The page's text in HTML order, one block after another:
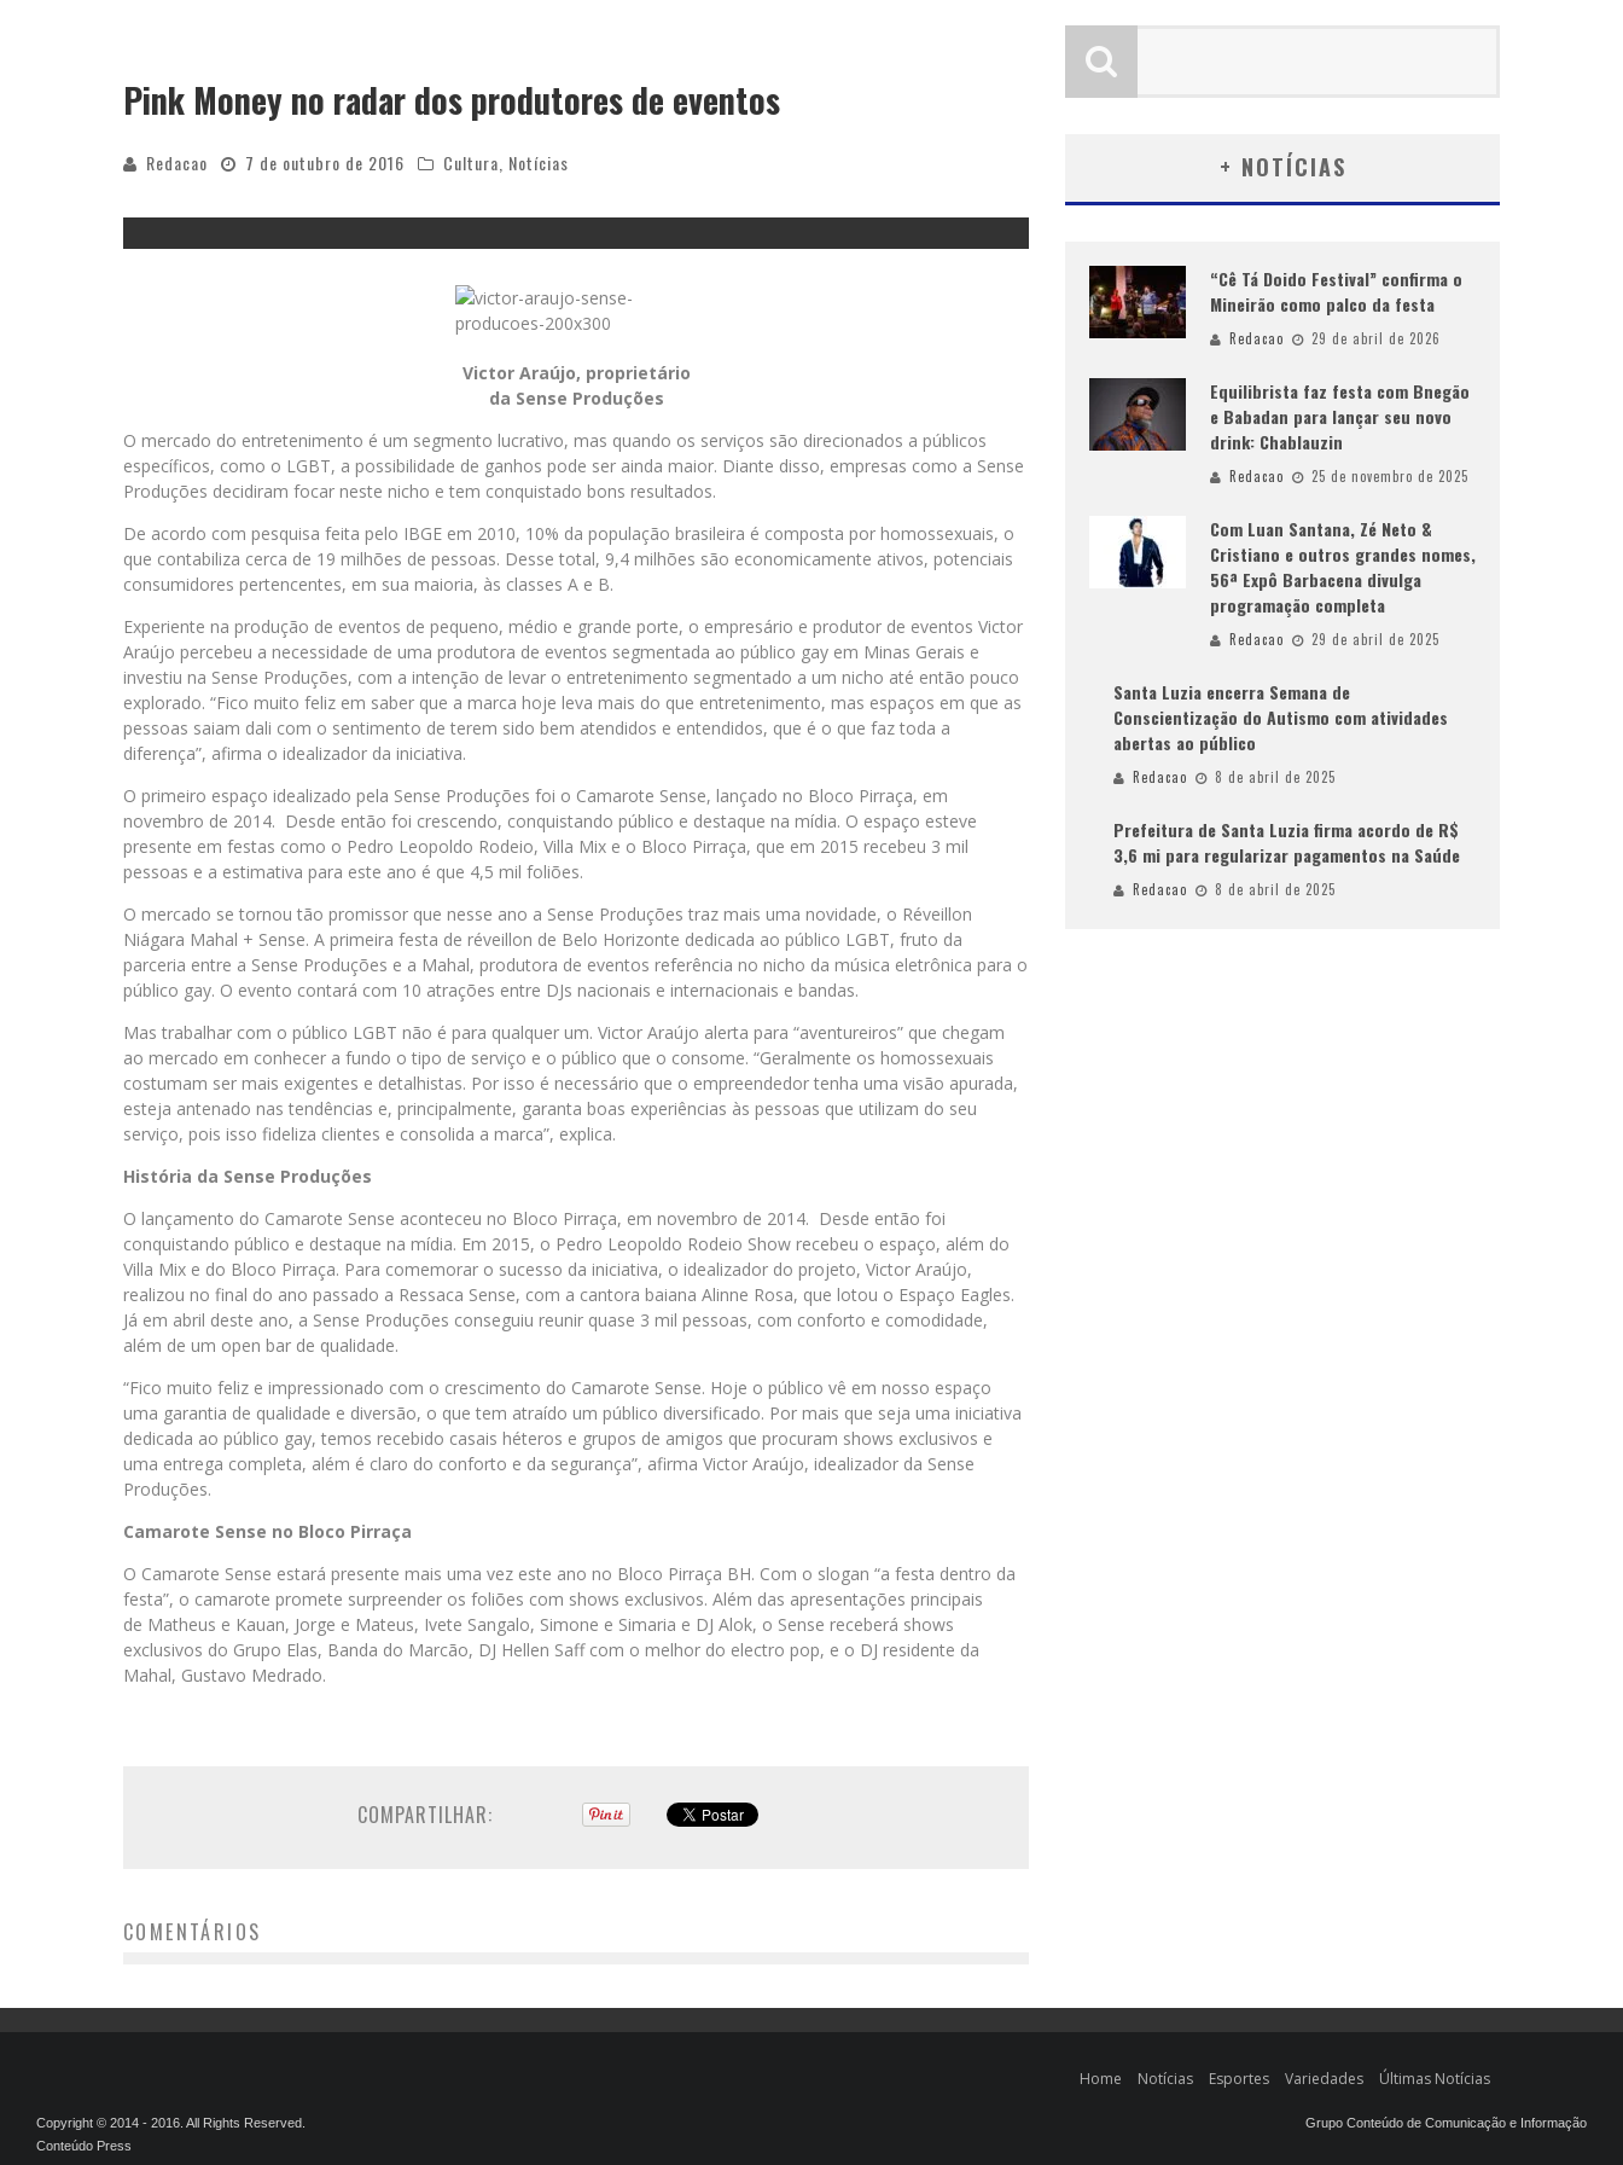
Pink Money no radar dos produtores de eventos
Redacao 7 de outubro de 2016 Cultura Notícias
Victor Araújo, proprietário
da Sense Produções
O mercado do entretenimento é um segmento lucrativo, mas quando os serviços são direcionados a públicos
específicos, como o LGBT, a possibilidade de ganhos pode ser ainda maior. Diante disso, empresas como a Sense
Produções decidiram focar neste nicho e tem conquistado bons resultados.
De acordo com pesquisa feita pelo IBGE em 2010, 10% da população brasileira é composta por homossexuais, o
que contabiliza cerca de 19 milhões de pessoas. Desse total, 9,4 milhões são economicamente ativos, potenciais
consumidores pertencentes, em sua maioria, às classes A e B.
Experiente na produção de eventos de pequeno, médio e grande porte, o empresário e produtor de eventos Victor
Araújo percebeu a necessidade de uma produtora de eventos segmentada ao público gay em Minas Gerais e
investiu na Sense Produções, com a intenção de levar o entretenimento segmentado a um nicho até então pouco
explorado. “Fico muito feliz em saber que a marca hoje leva mais do que entretenimento, mas espaços em que as
pessoas saiam dali com o sentimento de terem sido bem atendidos e entendidos, que é o que faz toda a
diferença”, afirma o idealizador da iniciativa.
O primeiro espaço idealizado pela Sense Produções foi o Camarote Sense, lançado no Bloco Pirraça, em
novembro de 2014. Desde então foi crescendo, conquistando público e destaque na mídia. O espaço esteve
presente em festas como o Pedro Leopoldo Rodeio, Villa Mix e o Bloco Pirraça, que em 2015 recebeu 3 mil
pessoas e a estimativa para este ano é que 4,5 mil foliões.
O mercado se tornou tão promissor que nesse ano a Sense Produções traz mais uma novidade, o Réveillon
Niágara Mahal + Sense. A primeira festa de réveillon de Belo Horizonte dedicada ao público LGBT, fruto da
parceria entre a Sense Produções e a Mahal, produtora de eventos referência no nicho da música eletrônica para o
público gay. O evento contará com 10 atrações entre DJs nacionais e internacionais e bandas.
Mas trabalhar com o público LGBT não é para qualquer um. Victor Araújo alerta para “aventureiros” que chegam
ao mercado em conhecer a fundo o tipo de serviço e o público que o consome. “Geralmente os homossexuais
costumam ser mais exigentes e detalhistas. Por isso é necessário que o empreendedor tenha uma visão apurada,
esteja antenado nas tendências e, principalmente, garanta boas experiências às pessoas que utilizam do seu
serviço, pois isso fideliza clientes e consolida a marca”, explica.
História da Sense Produções
O lançamento do Camarote Sense aconteceu no Bloco Pirraça, em novembro de 2014. Desde então foi
conquistando público e destaque na mídia. Em 2015, o Pedro Leopoldo Rodeio Show recebeu o espaço, além do
Villa Mix e do Bloco Pirraça. Para comemorar o sucesso da iniciativa, o idealizador do projeto, Victor Araújo,
realizou no final do ano passado a Ressaca Sense, com a cantora baiana Alinne Rosa, que lotou o Espaço Eagles.
Já em abril deste ano, a Sense Produções conseguiu reunir quase 3 mil pessoas, com conforto e comodidade,
além de um open bar de qualidade.
“Fico muito feliz e impressionado com o crescimento do Camarote Sense. Hoje o público vê em nosso espaço
uma garantia de qualidade e diversão, o que tem atraído um público diversificado. Por mais que seja uma iniciativa
dedicada ao público gay, temos recebido casais héteros e grupos de amigos que procuram shows exclusivos e
uma entrega completa, além é claro do conforto e da segurança”, afirma Victor Araújo, idealizador da Sense
Produções.
Camarote Sense no Bloco Pirraça
O Camarote Sense estará presente mais uma vez este ano no Bloco Pirraça BH. Com o slogan “a festa dentro da
festa”, o camarote promete surpreender os foliões com shows exclusivos. Além das apresentações principais
de Matheus e Kauan, Jorge e Mateus, Ivete Sangalo, Simone e Simaria e DJ Alok, o Sense receberá shows
exclusivos do Grupo Elas, Banda do Marcão, DJ Hellen Saff com o melhor do electro pop, e o DJ residente da
Mahal, Gustavo Medrado.
COMPARTILHAR:
COMENTÁRIOS
+ NOTÍCIAS
“Cê Tá Doido Festival” confirma o
Mineirão como palco da festa
Redacao 29 de abril de 2026
Equilibrista faz festa com Bnegão
e Babadan para lançar seu novo
drink: Chablauzin
Redacao 25 de novembro de 2025
Com Luan Santana, Zé Neto &
Cristiano e outros grandes nomes,
56ª Expô Barbacena divulga
programação completa
Redacao 29 de abril de 2025
Santa Luzia encerra Semana de
Conscientização do Autismo com atividades
abertas ao público
Redacao 8 de abril de 2025
Prefeitura de Santa Luzia firma acordo de R$
3,6 mi para regularizar pagamentos na Saúde
Redacao 8 de abril de 2025
Home Notícias Esportes Variedades Últimas Notícias
Copyright © 2014 - 2016. All Rights Reserved.
Conteúdo Press
Grupo Conteúdo de Comunicação e Informação